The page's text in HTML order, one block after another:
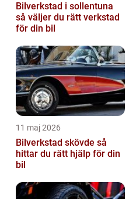
Bilverkstad i sollentuna
så väljer du rätt verkstad
för din bil
11 maj 2026
Bilverkstad skövde så
hittar du rätt hjälp för din
bil